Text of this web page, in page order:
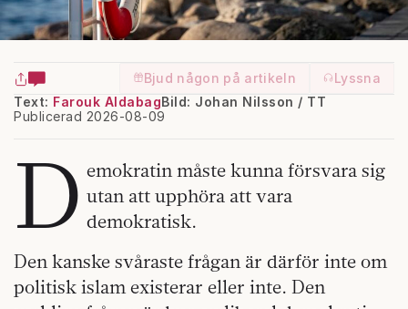
Bjud någon på artikeln
Lyssna
Text: Farouk Aldabag
Publicerad 2026-08-09
Bild: Johan Nilsson / TT
D emokratin måste kunna försvara sig
utan att upphöra att vara
demokratisk.
Den kanske svåraste frågan är därför inte om
politisk islam existerar eller inte. Den